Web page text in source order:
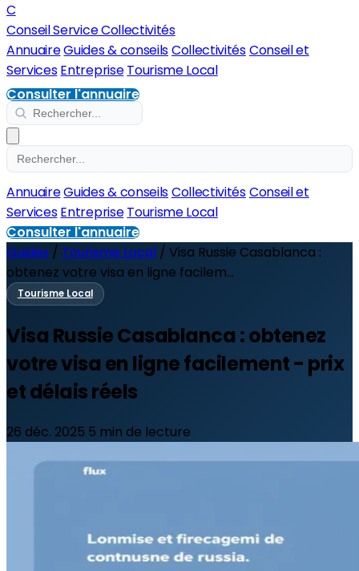
C
Conseil Service Collectivités
AnnuaireGuides & conseilsCollectivitésConseil et
ServicesEntreprise Tourisme Local
Consulter l'annuaire
AnnuaireGuides & conseilsCollectivitésConseil et
ServicesEntreprise Tourisme Local
Consulter l'annuaire
Guides / Tourisme Local / Visa Russie Casablanca :
obtenez votre visa en ligne facilem...
Tourisme Local
Visa Russie Casablanca : obtenez
votre visa en ligne facilement - prix
et délais réels
26 déc. 2025 5 min de lecture